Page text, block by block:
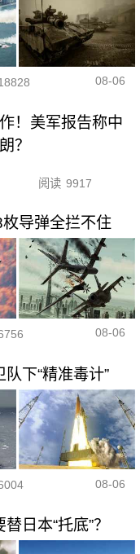
08-06
！美军报告称中
？
阅读 9917
枚导弹全拦不住
08-06
下“精准毒计”
08-06
日本“托底”？